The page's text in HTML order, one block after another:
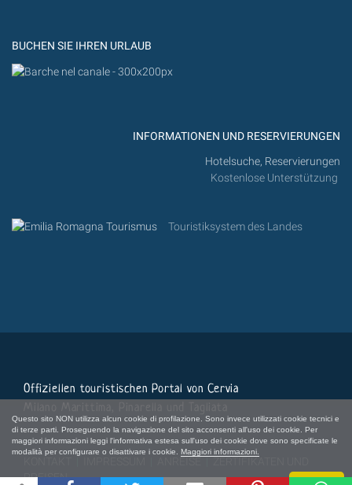
Questo sito NON utilizza alcun cookie di profilazione. Sono invece utilizzati cookie tecnici e
di terze parti. Proseguendo la navigazione del sito acconsenti all'uso dei cookie. Per
maggiori informazioni leggi l'informativa estesa sull'uso dei cookie dove sono specificate le
modalità per configurare o disattivare i cookie. Maggiori informazioni.
Chiudi
BUCHEN SIE IHREN URLAUB
INFORMATIONEN UND RESERVIERUNGEN
Hotelsuche, Reservierungen
Kostenlose Unterstützung
Touristiksystem des Landes
Offiziellen touristischen Portal von Cervia
PREISEN